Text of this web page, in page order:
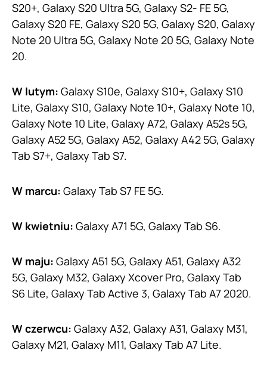
S20+, Galaxy S20 Ultra 5G, Galaxy S2- FE 5G,
Galaxy S20 FE, Galaxy S20 5G, Galaxy S20, Galaxy
Note 20 Ultra 5G, Galaxy Note 20 5G, Galaxy Note
20.
W lutym: Galaxy S10e, Galaxy S10+, Galaxy S10
Lite, Galaxy S10, Galaxy Note 10+, Galaxy Note 10,
Galaxy Note 10 Lite, Galaxy A72, Galaxy A52s 5G,
Galaxy A52 5G, Galaxy A52, Galaxy A42 5G, Galaxy
Tab S7+, Galaxy Tab S7.
W marcu: Galaxy Tab S7 FE 5G.
W kwietniu: Galaxy A71 5G, Galaxy Tab S6.
W maju: Galaxy A51 5G, Galaxy A51, Galaxy A32
5G, Galaxy M32, Galaxy Xcover Pro, Galaxy Tab
S6 Lite, Galaxy Tab Active 3, Galaxy Tab A7 2020.
W czerwcu: Galaxy A32, Galaxy A31, Galaxy M31,
Galaxy M21, Galaxy M11, Galaxy Tab A7 Lite.